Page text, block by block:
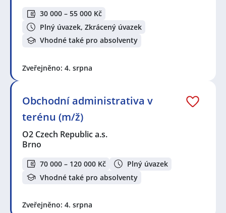
30 000 – 55 000 Kč
Plný úvazek, Zkrácený úvazek
Vhodné také pro absolventy
Zveřejněno: 4. srpna
Obchodní administrativa v
terénu (m/ž)
O2 Czech Republic a.s.
Brno
70 000 – 120 000 Kč
Plný úvazek
Vhodné také pro absolventy
Zveřejněno: 4. srpna